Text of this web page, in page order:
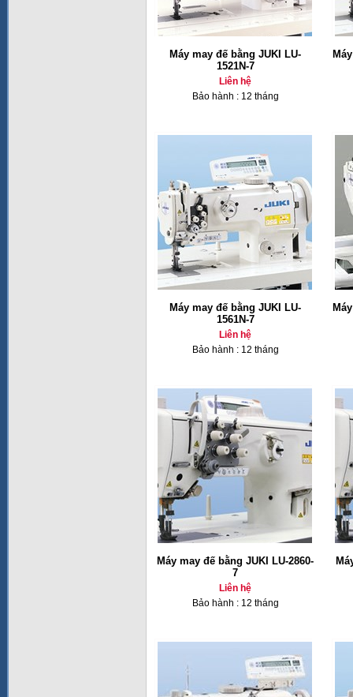
Máy may đế bằng JUKI LU-
1521N-7
Liên hệ
Bảo hành : 12 tháng
Máy may đế bằng JUKI LU-
1561N-7
Liên hệ
Bảo hành : 12 tháng
Máy may đế bằng JUKI LU-2860-
7
Liên hệ
Bảo hành : 12 tháng